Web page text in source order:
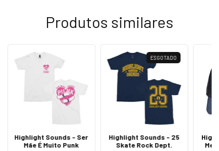
Produtos similares
Highlight Sounds - Ser
Mãe É Muito Punk
ESGOTADO
Highlight Sounds - 25
Skate Rock Dept.